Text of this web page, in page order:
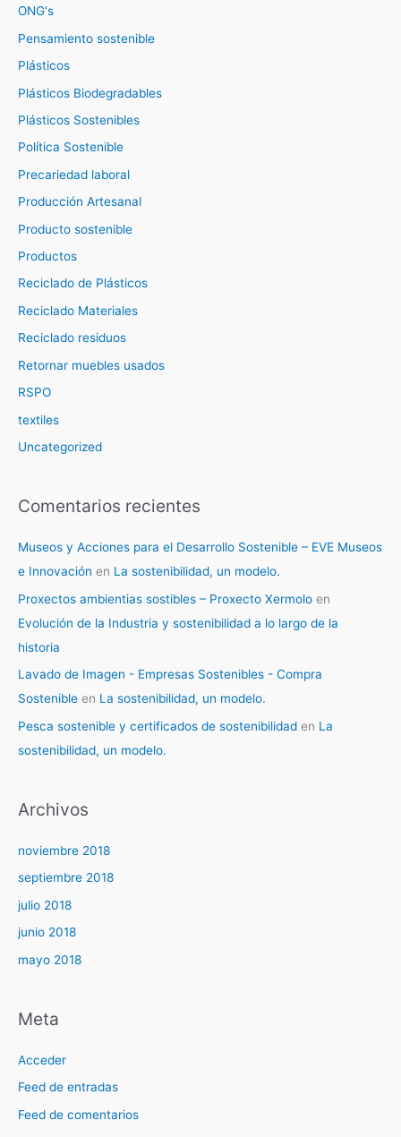
ONG's
Pensamiento sostenible
Plásticos
Plásticos Biodegradables
Plásticos Sostenibles
Política Sostenible
Precariedad laboral
Producción Artesanal
Producto sostenible
Productos
Reciclado de Plásticos
Reciclado Materiales
Reciclado residuos
Retornar muebles usados
RSPO
textiles
Uncategorized
Comentarios recientes
Museos y Acciones para el Desarrollo Sostenible – EVE Museos
e Innovación en La sostenibilidad, un modelo.
Proxectos ambientias sostibles – Proxecto Xermolo en
Evolución de la Industria y sostenibilidad a lo largo de la
historia
Lavado de Imagen - Empresas Sostenibles - Compra
Sostenible en La sostenibilidad, un modelo.
Pesca sostenible y certificados de sostenibilidad en La
sostenibilidad, un modelo.
Archivos
noviembre 2018
septiembre 2018
julio 2018
junio 2018
mayo 2018
Meta
Acceder
Feed de entradas
Feed de comentarios